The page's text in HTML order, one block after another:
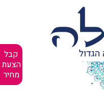
קבל
הצעת
מחיר